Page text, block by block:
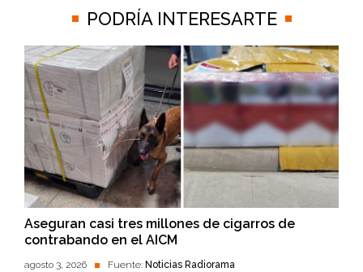
PODRÍA INTERESARTE
Aseguran casi tres millones de cigarros de
contrabando en el AICM
agosto 3, 2026 Fuente: Noticias Radiorama